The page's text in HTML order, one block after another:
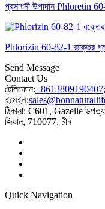
প্রসাধনী উপাদান Phloretin
Phlorizin 60-82-1 রক্তের
Send Message
Contact Us
টেলিফোন:
ইমেইল:
ঠিকানা: C601, Gazelle
জিয়ান, 710077, চীন
Quick Navigation